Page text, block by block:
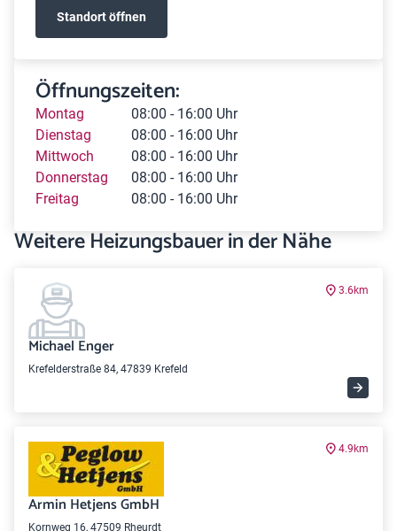
Standort öffnen
Öffnungszeiten:
Montag
08:00 - 16:00 Uhr
Dienstag
08:00 - 16:00 Uhr
Mittwoch
08:00 - 16:00 Uhr
Donnerstag
08:00 - 16:00 Uhr
Freitag
08:00 - 16:00 Uhr
Weitere Heizungsbauer in der Nähe
3.6km
Michael Enger
Krefelderstraße 84, 47839 Krefeld
4.9km
Armin Hetjens GmbH
Kornweg 16, 47509 Rheurdt